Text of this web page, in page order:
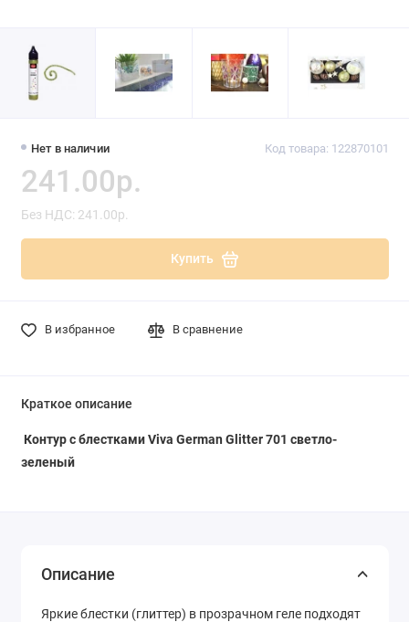
Нет в наличии Код товара: 122870101
241.00р.
Без НДС: 241.00р.
Купить
В избранное В сравнение
Краткое описание
Контур с блестками Viva German Glitter 701 светло-
зеленый
Описание
Яркие блестки (глиттер) в прозрачном геле подходят